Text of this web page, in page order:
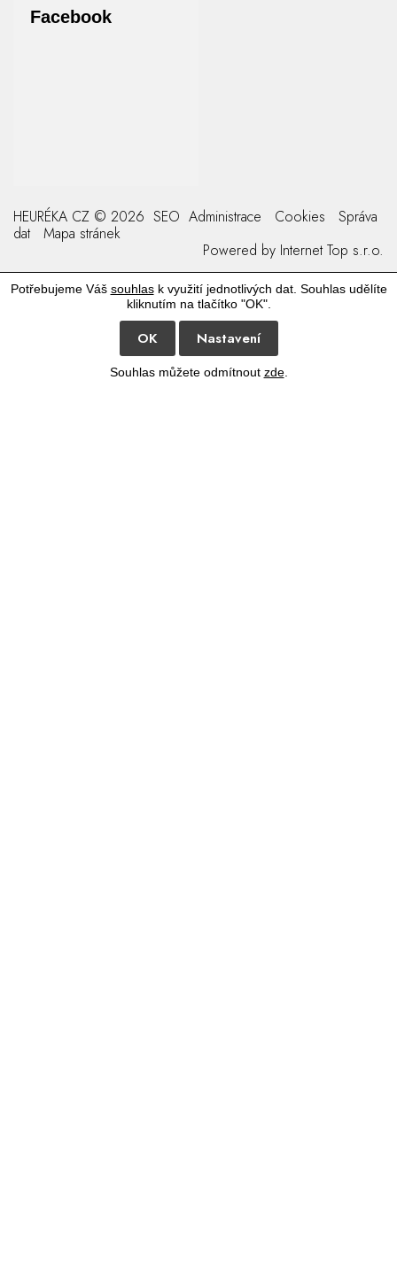
Facebook
HEURÉKA CZ © 2026 SEO Administrace Cookies
Správa
dat
Mapa stránek
Powered by Internet Top s.r.o.
Potřebujeme Váš souhlask využití jednotlivých dat. Souhlas udělíte
kliknutím na tlačítko "OK".
OK Nastavení
Souhlas můžete odmítnout zde.